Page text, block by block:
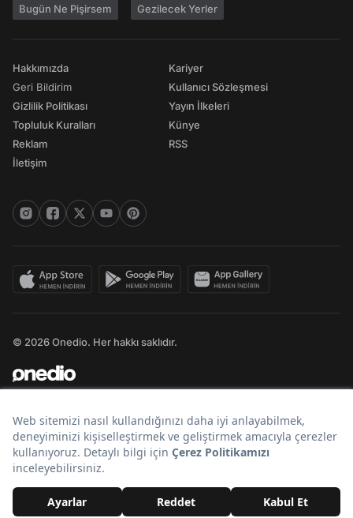
Bugün Ne Pişirsem Gezilecek Yerler
Hakkımızda
Geri Bildirim
Gizlilik Politikası
Topluluk Kuralları
Reklam
İletişim
Kariyer
Kullanıcı Sözleşmesi
Yayın İlkeleri
Künye
RSS
© 2026 Onedio. Her hakkı saklıdır.
Bir markasıdır.